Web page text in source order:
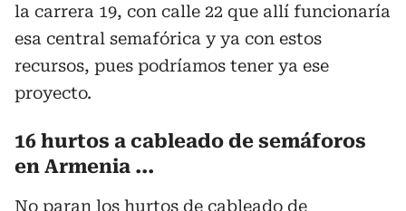
la carrera 19, con calle 22 que allí funcionaría
esa central semafórica y ya con estos
recursos, pues podríamos tener ya ese
proyecto.
16 hurtos a cableado de semáforos
en Armenia ...
No paran los hurtos de cableado de